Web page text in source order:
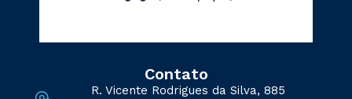
Contato
R. Vicente Rodrigues da Silva, 885